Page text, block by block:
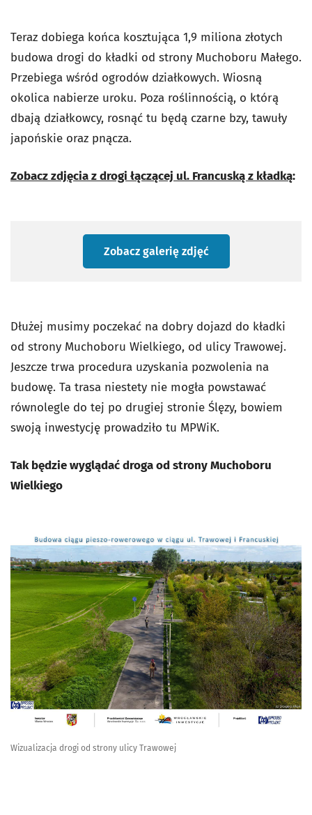
Teraz dobiega końca kosztująca 1,9 miliona złotych
budowa drogi do kładki od strony Muchoboru Małego.
Przebiega wśród ogrodów działkowych. Wiosną
okolica nabierze uroku. Poza roślinnością, o którą
dbają działkowcy, rosnąć tu będą czarne bzy, tawuły
japońskie oraz pnącza.
Zobacz zdjęcia z drogi łączącej ul. Francuską z kładką:
Zobacz galerię zdjęć
Dłużej musimy poczekać na dobry dojazd do kładki
od strony Muchoboru Wielkiego, od ulicy Trawowej.
Jeszcze trwa procedura uzyskania pozwolenia na
budowę. Ta trasa niestety nie mogła powstawać
równolegle do tej po drugiej stronie Ślęzy, bowiem
swoją inwestycję prowadziło tu MPWiK.
Tak będzie wyglądać droga od strony Muchoboru
Wielkiego
Wizualizacja drogi od strony ulicy Trawowej